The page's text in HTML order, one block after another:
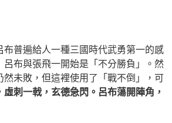
普遍給人一種三國時代武勇第一的感
呂布與張飛一開始是「不分勝負」。然
然未敗，但這裡使用了「戰不倒」，可
刺一戟，玄德急閃。呂布蕩開陣角，